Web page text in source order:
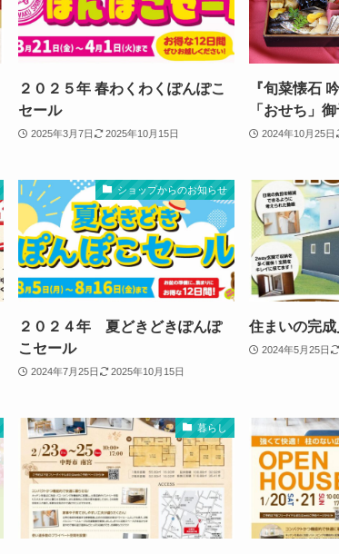
２０２５年 春わくわくぽんぽこ
セール
2025年3月7日 2025年10月15日
『旬菜懐石
「おせち」
2024年10月25日
ショップからのお知らせ
２０２４年 夏どきどきぽんぽ
こセール
2024年7月25日 2025年10月15日
住まいの完成
2024年5月25日
暮らし